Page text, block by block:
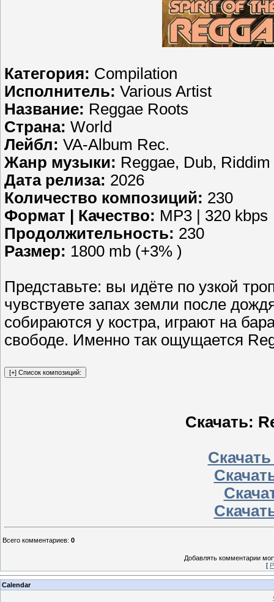
Категория: Compilation
Исполнитель: Various Artist
Название: Reggae Roots
Страна: World
Лейбл: VA-Album Rec.
Жанр музыки: Reggae, Dub, Riddim
Дата релиза: 2026
Количество композиций: 230
Формат | Качество: MP3 | 320 kbps
Продолжительность: 230
Размер: 1800 mb (+3% )
Представьте: вы идёте по узкой
чувствуете запах земли после
собираются у костра, играют на
свободе. Именно так ощущается
Скачать:
Всего комментариев: 0
Добавлять комментарии
[
Calendar